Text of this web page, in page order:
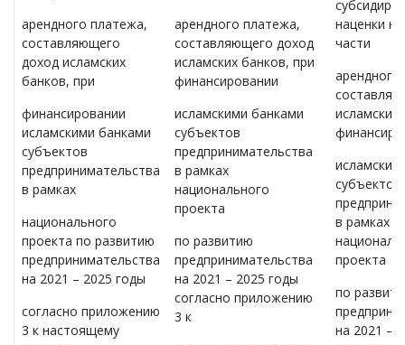
арендного платежа,
составляющего
доход исламских
банков, при
финансировании
исламскими банками
субъектов
предпринимательства
в рамках
национального
проекта по развитию
предпринимательства
на 2021 – 2025 годы
согласно приложению
3 к настоящему
арендного платежа,
составляющего доход
исламских банков, при
финансировании
исламскими банками
субъектов
предпринимательства
в рамках
национального
проекта
по развитию
предпринимательства
на 2021 – 2025 годы
согласно приложению
3 к
наценки
части
исламских
субъектов
в рамках
проекта
по
на 2021 –